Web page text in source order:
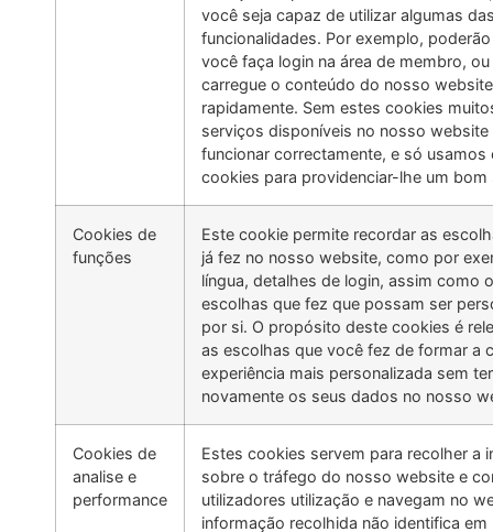
você seja capaz de utilizar algumas
funcionalidades. Por exemplo,
você faça login na área de membro, ou
carregue o conteúdo do nosso website
rapidamente. Sem estes cookies
serviços disponíveis no nosso
funcionar correctamente, e só usamos
cookies para providenciar-lhe um bom
Cookies de
funções
Este cookie permite recordar as
já fez no nosso website, como por
língua, detalhes de login, assim como
escolhas que fez que possam ser
por si. O propósito deste cookies é
as escolhas que você fez de formar a
experiência mais personalizada sem
novamente os seus dados no nosso
Cookies de
analise e
performance
Estes cookies servem para recolher a
sobre o tráfego do nosso website e
utilizadores utilização e navegam no
informação recolhida não identifica em